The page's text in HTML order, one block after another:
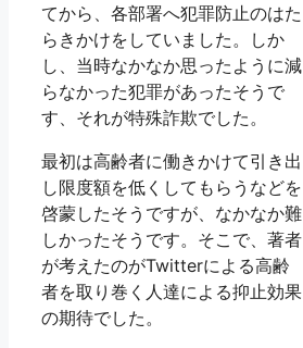
てから、各部署へ犯罪防止のはた
らきかけをしていました。しか
し、当時なかなか思ったように減
らなかった犯罪があったそうで
す、それが特殊詐欺でした。
最初は高齢者に働きかけて引き出
し限度額を低くしてもらうなどを
啓蒙したそうですが、なかなか難
しかったそうです。そこで、著者
が考えたのがTwitterによる高齢
者を取り巻く人達による抑止効果
の期待でした。